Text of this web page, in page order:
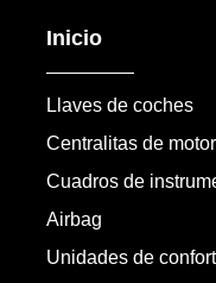
Inicio
Llaves de coches
Centralitas de motor
Cuadros de
Airbag
Unidades de confort